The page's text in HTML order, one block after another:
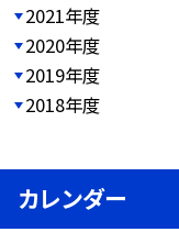
2021年度
2020年度
2019年度
2018年度
カレンダー